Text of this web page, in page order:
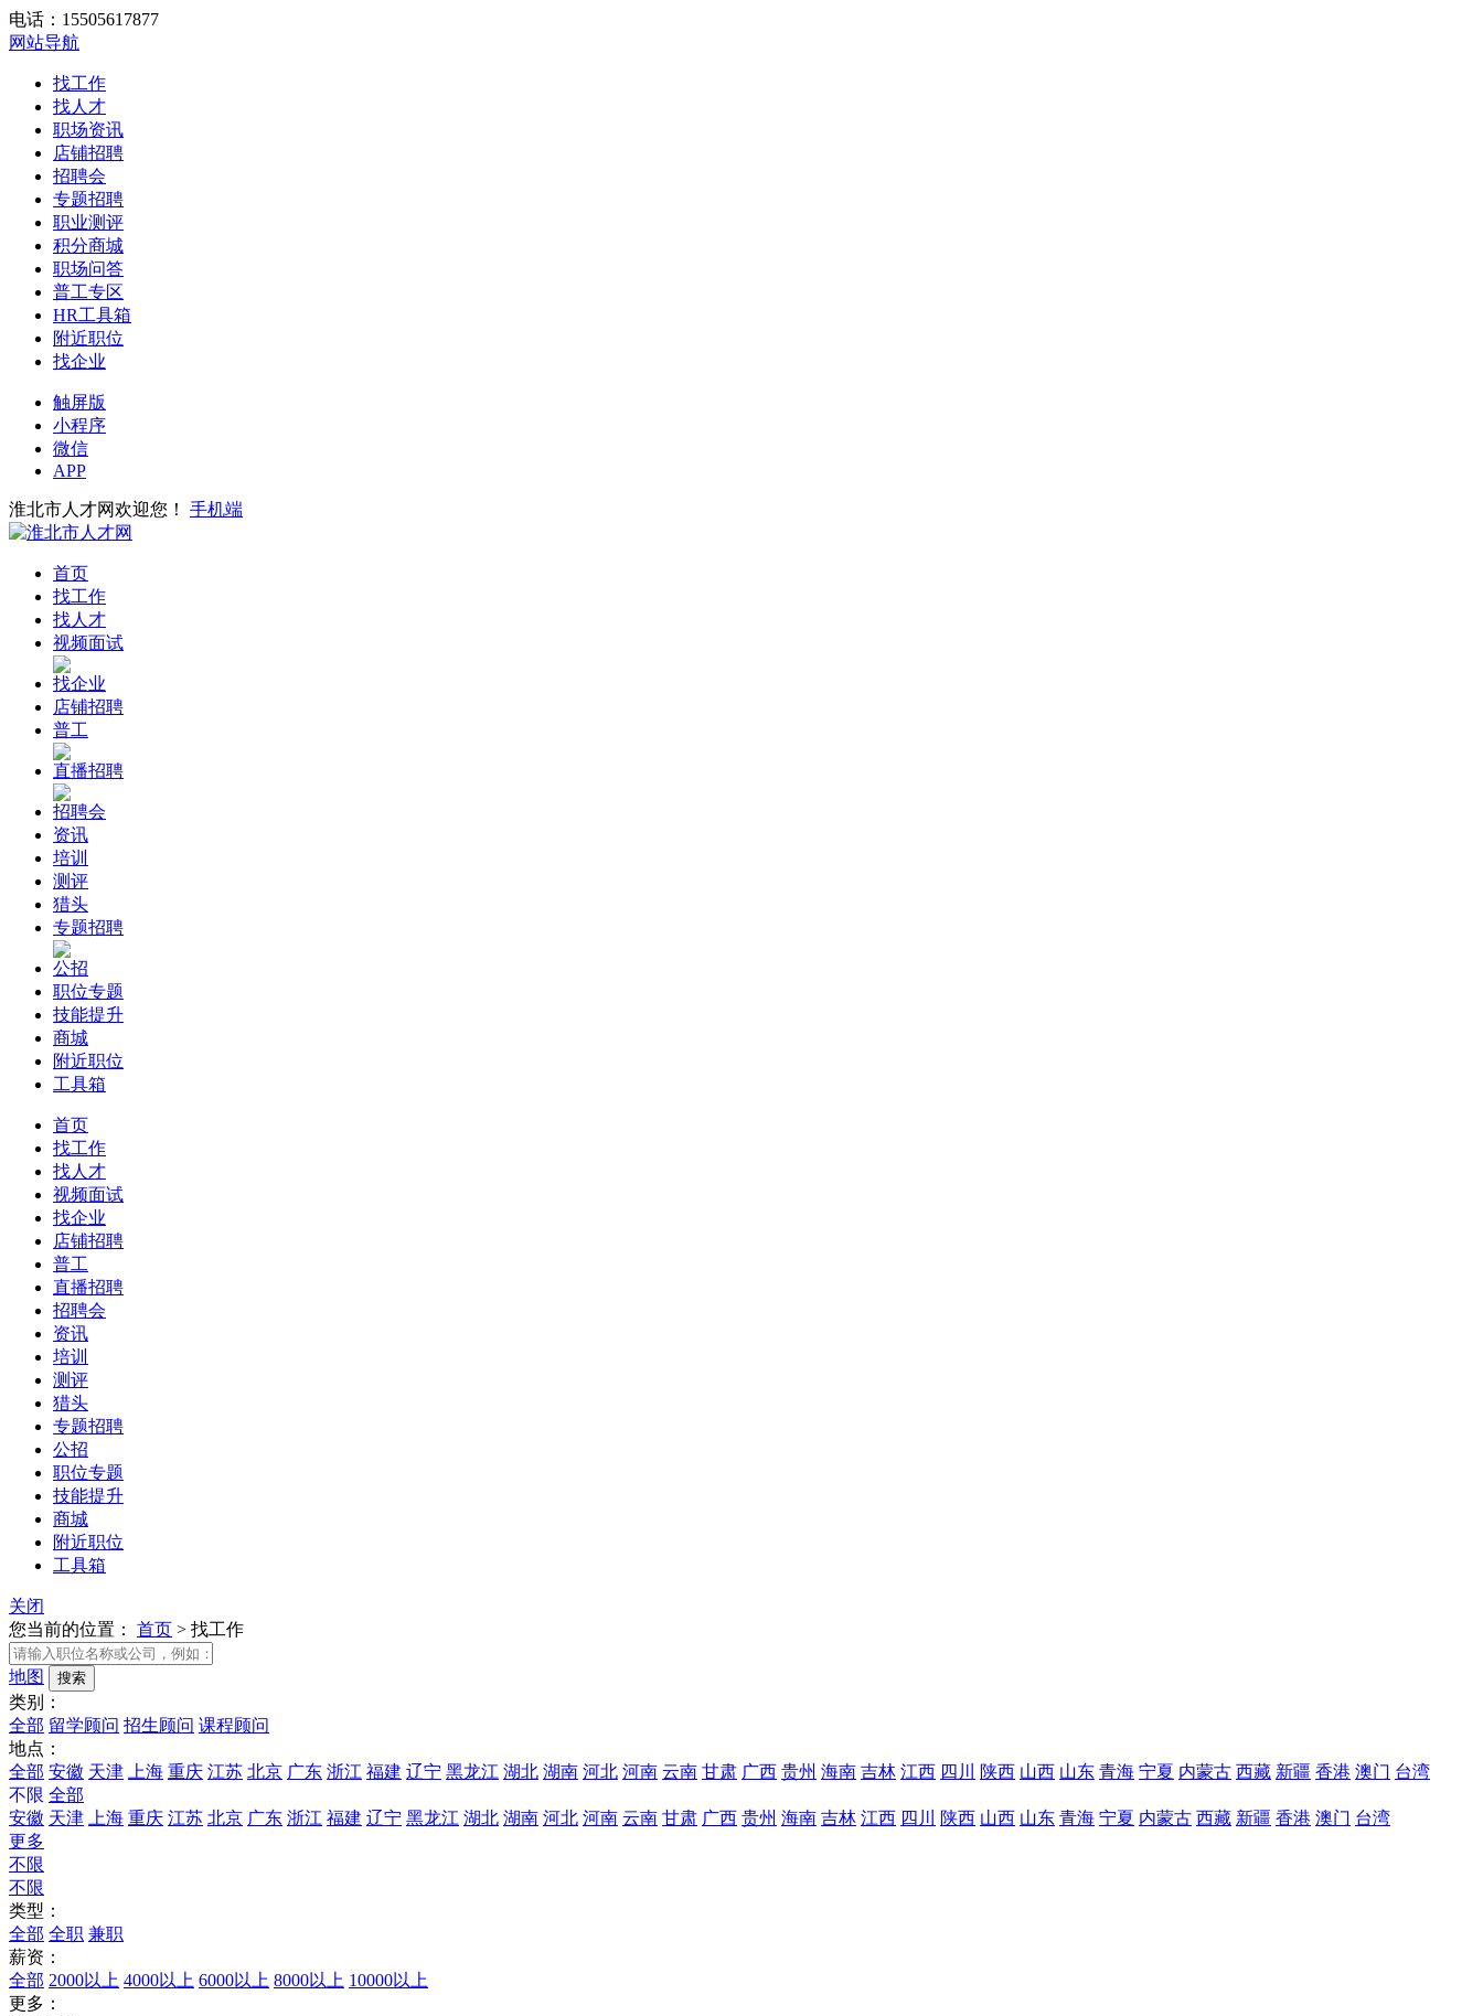
电话：15505617877
网站导航
找工作
找人才
职场资讯
店铺招聘
招聘会
专题招聘
职业测评
积分商城
职场问答
普工专区
HR工具箱
附近职位
找企业
触屏版
小程序
微信
APP
淮北市人才网欢迎您！ 手机端
首页
找工作
找人才
视频面试
找企业
店铺招聘
普工
直播招聘
招聘会
资讯
培训
测评
猎头
专题招聘
公招
职位专题
技能提升
商城
附近职位
工具箱
首页
找工作
找人才
视频面试
找企业
店铺招聘
普工
直播招聘
招聘会
资讯
培训
测评
猎头
专题招聘
公招
职位专题
技能提升
商城
附近职位
工具箱
关闭
您当前的位置： 首页 > 找工作
地图
类别：
全部 留学顾问 招生顾问 课程顾问
地点：
全部 安徽 天津 上海 重庆 江苏 北京 广东 浙江 福建 辽宁 黑龙江 湖北 湖南 河北 河南 云南 甘肃 广西 贵州 海南 吉林 江西 四川 陕西 山西 山东 青海 宁夏 内蒙古 西藏 新疆 香港 澳门 台湾
不限 全部
安徽 天津 上海 重庆 江苏 北京 广东 浙江 福建 辽宁 黑龙江 湖北 湖南 河北 河南 云南 甘肃 广西 贵州 海南 吉林 江西 四川 陕西 山西 山东 青海 宁夏 内蒙古 西藏 新疆 香港 澳门 台湾
更多
不限
不限
类型：
全部 全职 兼职
薪资：
全部 2000以上 4000以上 6000以上 8000以上 10000以上
更多：